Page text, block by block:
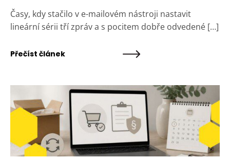
Časy, kdy stačilo v e-mailovém nástroji nastavit
lineární sérii tří zpráv a s pocitem dobře odvedené […]
Přečíst článek